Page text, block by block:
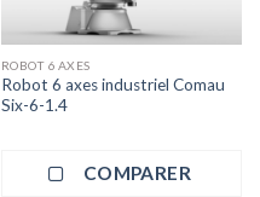
ROBOT 6 AXES
Robot 6 axes industriel Comau
Six-6-1.4
COMPARER